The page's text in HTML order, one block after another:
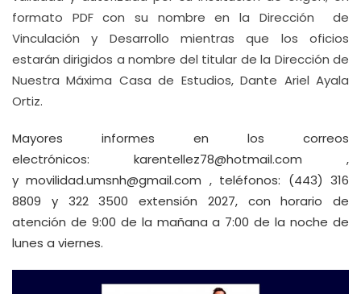
formato PDF con su nombre en la Dirección de
Vinculación y Desarrollo mientras que los oficios
estarán dirigidos a nombre del titular de la Dirección de
Nuestra Máxima Casa de Estudios, Dante Ariel Ayala
Ortiz.
Mayores informes en los correos
electrónicos: karentellez78@hotmail.com ,
ymovilidad.umsnh@gmail.com , teléfonos: (443) 316
8809 y 322 3500 extensión 2027, con horario de
atención de 9:00 de la mañana a 7:00 de la noche de
lunes a viernes.